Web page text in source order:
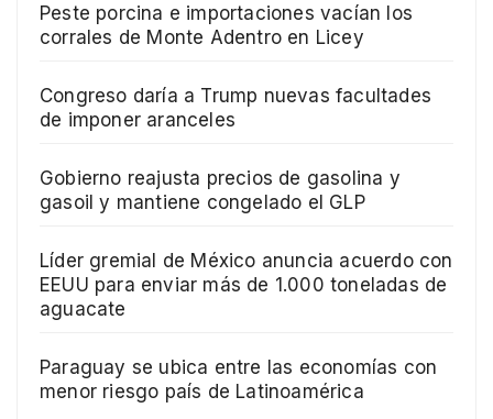
Peste porcina e importaciones vacían los
corrales de Monte Adentro en Licey
Congreso daría a Trump nuevas facultades
de imponer aranceles
Gobierno reajusta precios de gasolina y
gasoil y mantiene congelado el GLP
Líder gremial de México anuncia acuerdo con
EEUU para enviar más de 1.000 toneladas de
aguacate
Paraguay se ubica entre las economías con
menor riesgo país de Latinoamérica